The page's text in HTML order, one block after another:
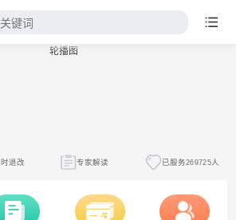
时退改 专家解读 已服务269725人